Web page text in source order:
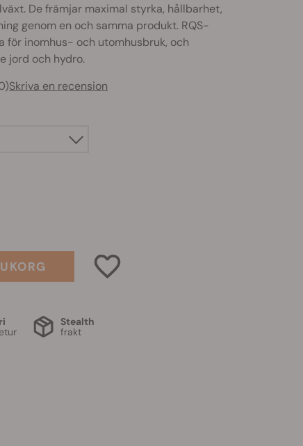
De främjar maximal styrka, hållbarhet,
genom en och samma produkt. RQS-
för inomhus- och utomhusbruk, och
jord och hydro.
Skriva en recension
Stealth
frakt